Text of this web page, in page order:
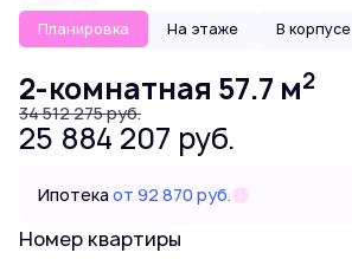
Планировка На этаже В корпусе
2-комнатная 57.7 м2
34 512 275 руб.
25 884 207 руб.
Ипотекаот 92 870 руб.
Номер квартиры